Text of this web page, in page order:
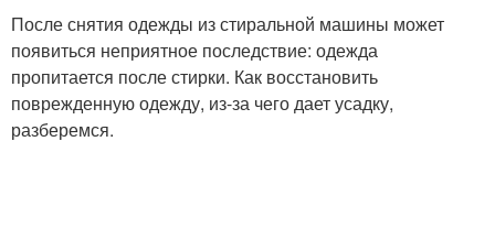
После снятия одежды из стиральной машины может
появиться неприятное последствие: одежда
пропитается после стирки. Как восстановить
поврежденную одежду, из-за чего дает усадку,
разберемся.